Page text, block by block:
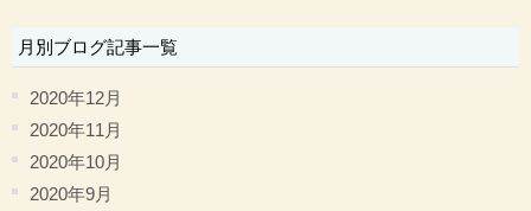
月別ブログ記事一覧
2020年12月
2020年11月
2020年10月
2020年9月